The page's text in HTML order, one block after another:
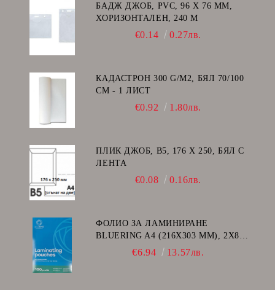
БАДЖ ДЖОБ, PVC, 96 Х 76 ММ,
ХОРИЗОНТАЛЕН, 240 Μ
€0.14 0.27лв.
КАДАСТРОН 300 G/M2, БЯЛ 70/100
СМ - 1 ЛИСТ
€0.92 1.80лв.
ПЛИК ДЖОБ, В5, 176 Х 250, БЯЛ С
ЛЕНТА
€0.08 0.16лв.
ФОЛИО ЗА ЛАМИНИРАНЕ
BLUERING A4 (216X303 MM), 2X80
МИКРОНА 100 БР.
€6.94 13.57лв.